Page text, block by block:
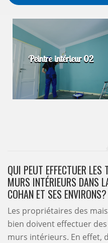
Peintre intérieur 02
QUI PEUT EFFECTUER LES
MURS INTÉRIEURS DANS
COHAN ET SES ENVIRONS?
Les propriétaires des
bien doivent effectuer
murs intérieurs. En effet,